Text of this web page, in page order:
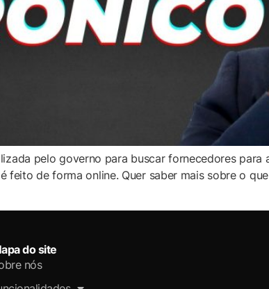
pelo governo para buscar fornecedores para
de forma online. Quer saber mais sobre o
do site
nós